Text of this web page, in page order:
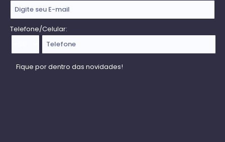
Telefone/Celular: